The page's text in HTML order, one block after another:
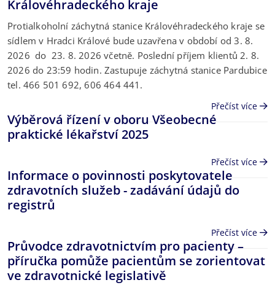
Královéhradeckého kraje
Protialkoholní záchytná stanice Královéhradeckého kraje se
sídlem v Hradci Králové bude uzavřena v období od 3. 8.
2026 do 23. 8. 2026 včetně. Poslední příjem klientů 2. 8.
2026 do 23:59 hodin. Zastupuje záchytná stanice Pardubice
tel. 466 501 692, 606 464 441.
Přečíst více
Výběrová řízení v oboru Všeobecné
praktické lékařství 2025
Přečíst více
Informace o povinnosti poskytovatele
zdravotních služeb - zadávání údajů do
registrů
Přečíst více
Průvodce zdravotnictvím pro pacienty –
příručka pomůže pacientům se zorientovat
ve zdravotnické legislativě